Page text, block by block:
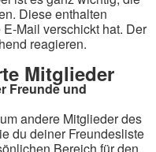
Diese enthalten
Mail verschickt hat. Der
reagieren.
Mitglieder
Freunde und
andere Mitglieder des
du deiner Freundesliste